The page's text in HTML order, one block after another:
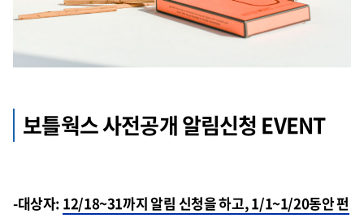
보틀웍스 사전공개 알림신청 EVENT
-대상자: 12/18~31까지 알림 신청을 하고, 1/1~1/20동안 펀